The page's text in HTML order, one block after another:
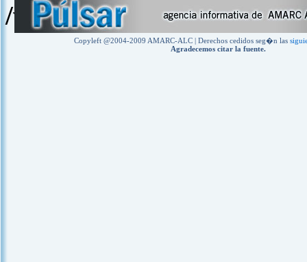
/www/agenciapulsar.org/
Copyleft @2004-2009 AMARC-ALC | Derechos cedidos seg�n las
Agradecemos citar la fuente.